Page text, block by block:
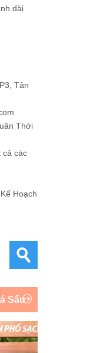
dài
Tân
Thới
cả các
Hoạch
Sấu